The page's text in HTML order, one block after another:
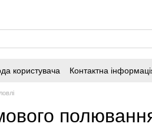
користувача Контактна